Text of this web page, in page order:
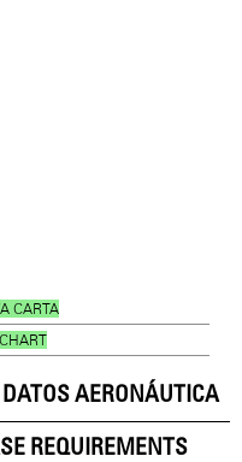
CARTA
AERONÁUTICA
REQUIREMENTS